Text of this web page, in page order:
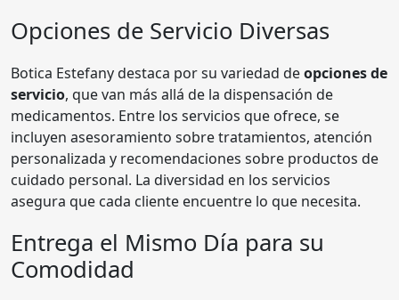
Opciones de Servicio Diversas
Botica Estefany destaca por su variedad deopciones de
servicio, que van más allá de la dispensación de
medicamentos. Entre los servicios que ofrece, se
incluyen asesoramiento sobre tratamientos, atención
personalizada y recomendaciones sobre productos de
cuidado personal. La diversidad en los servicios
asegura que cada cliente encuentre lo que necesita.
Entrega el Mismo Día para su
Comodidad